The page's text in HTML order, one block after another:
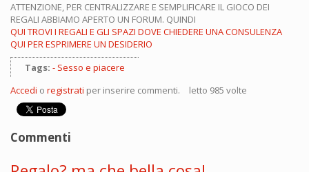
ATTENZIONE, PER CENTRALIZZARE E SEMPLIFICARE IL GIOCO DEI
REGALI ABBIAMO APERTO UN FORUM. QUINDI
QUI TROVI I REGALI E GLI SPAZI DOVE CHIEDERE UNA CONSULENZA
QUI PER ESPRIMERE UN DESIDERIO
Tags:
Sesso e piacere
Accedi o registrati per inserire commenti. letto 985 volte
Commenti